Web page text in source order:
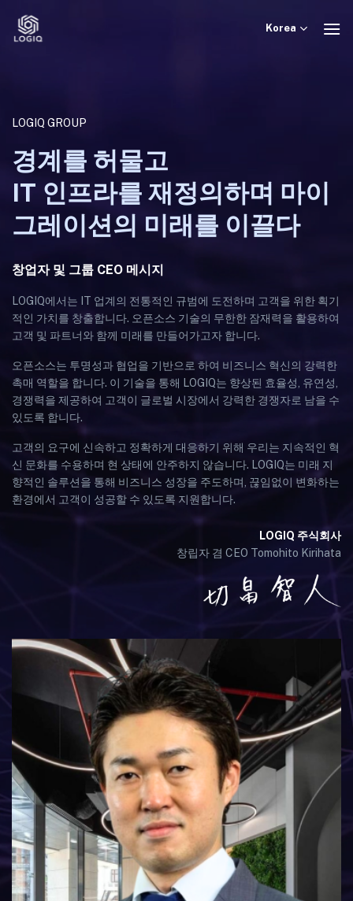
Korea
LOGIQ GROUP
경계를 허물고
IT 인프라를 재정의하며 마이
그레이션의 미래를 이끌다
창업자 및 그룹 CEO 메시지
LOGIQ에서는 IT 업계의 전통적인 규범에 도전하며 고객을 위한 획기
적인 가치를 창출합니다. 오픈소스 기술의 무한한 잠재력을 활용하여
고객 및 파트너와 함께 미래를 만들어가고자 합니다.
오픈소스는 투명성과 협업을 기반으로 하여 비즈니스 혁신의 강력한
촉매 역할을 합니다. 이 기술을 통해 LOGIQ는 향상된 효율성, 유연성,
경쟁력을 제공하여 고객이 글로벌 시장에서 강력한 경쟁자로 남을 수
있도록 합니다.
고객의 요구에 신속하고 정확하게 대응하기 위해 우리는 지속적인 혁
신 문화를 수용하며 현 상태에 안주하지 않습니다. LOGIQ는 미래 지
향적인 솔루션을 통해 비즈니스 성장을 주도하며, 끊임없이 변화하는
환경에서 고객이 성공할 수 있도록 지원합니다.
LOGIQ 주식회사
창립자 겸 CEO Tomohito Kirihata